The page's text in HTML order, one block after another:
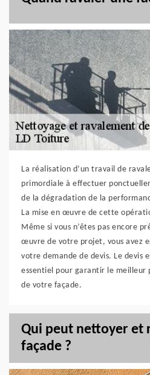
La réalisation d’un travail de
primordiale à effectuer
de la dégradation de la
La mise en œuvre de cette
Même si vous n’êtes pas encore
œuvre de votre projet, vous avez
votre demande de devis. Le devis
essentiel pour garantir le
de votre façade.
Qui peut nettoyer et
façade ?